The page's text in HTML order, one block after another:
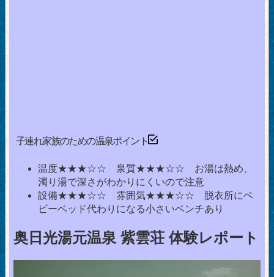
子連れ家族のための温泉ポイント
温度★★★☆☆ 泉質★★★☆☆ お湯は熱め、
濁り湯で深さがわかりにくいので注意
設備★★★☆☆ 雰囲気★★★☆☆ 脱衣所にベ
ビーベッド代わりになる小さいベンチあり
奥日光湯元温泉 紫雲荘 体験レポート